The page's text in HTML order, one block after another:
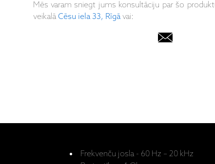
Mēs varam sniegt jums konsultāciju par šo
veikalāCēsu iela 33, Rīgāvai:
Frekvenču josla - 60 Hz – 20 kHz